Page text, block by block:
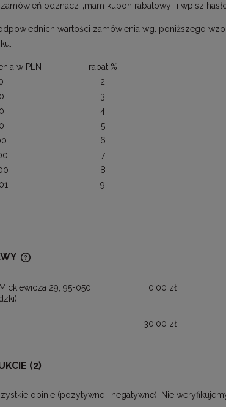
odznacz „mam kupon rabatowy” i wpisz
wartości zamówienia wg. poniższego
w PLN
rabat %
2
3
4
5
6
7
8
9
CENA NIE ZAWIERA EWENTUALNYCH
29, 95-050
0,00 zł
30,00 zł
(2)
opinie (pozytywne i negatywne). Nie